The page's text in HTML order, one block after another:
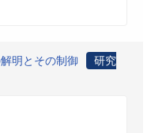
明とその制御
研究